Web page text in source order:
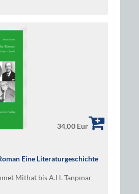
34,00 Eur
Eine Literaturgeschichte
Mithat bis A.H. Tanpınar